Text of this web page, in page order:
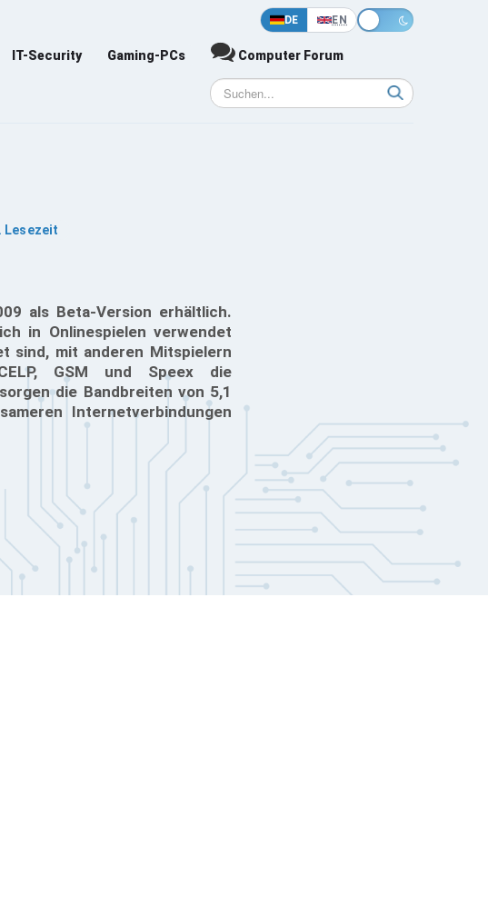
DE EN
IT-Security Gaming-PCs Computer Forum
Lesezeit
als Beta-Version erhältlich.
in Onlinespielen verwendet
sind, mit anderen Mitspielern
GSM und Speex die
die Bandbreiten von 5,1
Internetverbindungen